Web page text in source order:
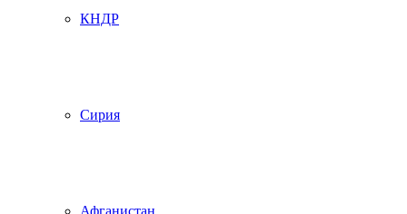
КНДР
Сирия
Афганистан